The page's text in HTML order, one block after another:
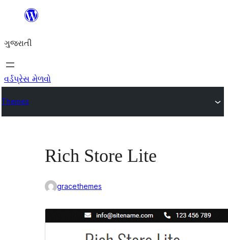
કંટેન્ટ(લખાણ)
જાઓ
ગુજરાતી
વર્ડપ્રેસ મેળવો
Themes
Rich Store Lite
gracethemes